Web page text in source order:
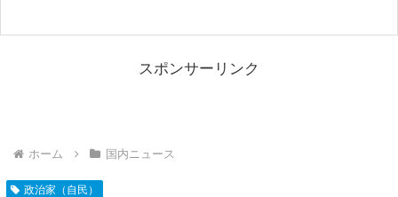
スポンサーリンク
ホーム 国内ニュース
政治家（自民）